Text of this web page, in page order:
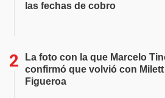
las fechas de cobro
La foto con la que Marcelo
confirmó que volvió con Milett
Figueroa